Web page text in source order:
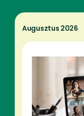
Augusztus 2026